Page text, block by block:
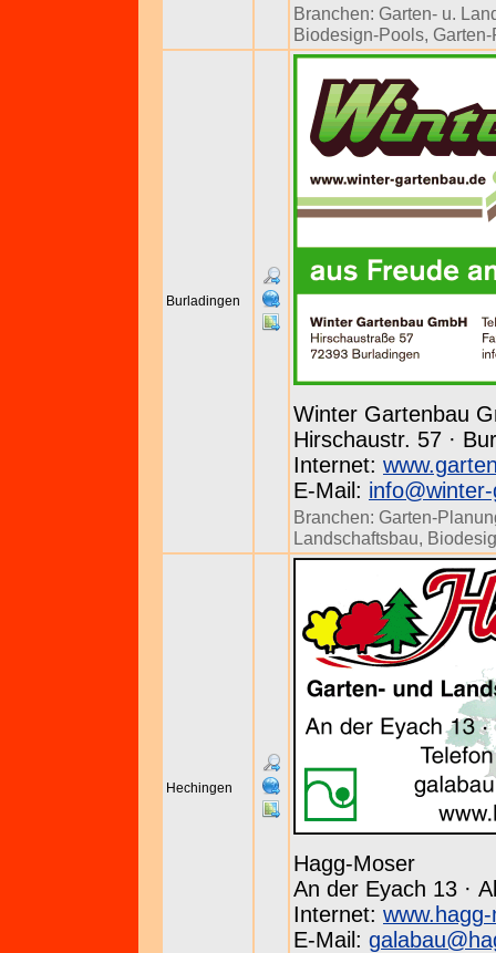
Branchen: Garten- u.
Biodesign-Pools,
Burladingen
Winter Gartenbau
Hirschaustr. 57 ·
Internet:
E-Mail:
Branchen: Garten-
Landschaftsbau,
Hechingen
Hagg-Moser
An der Eyach 13 ·
Internet:
E-Mail: